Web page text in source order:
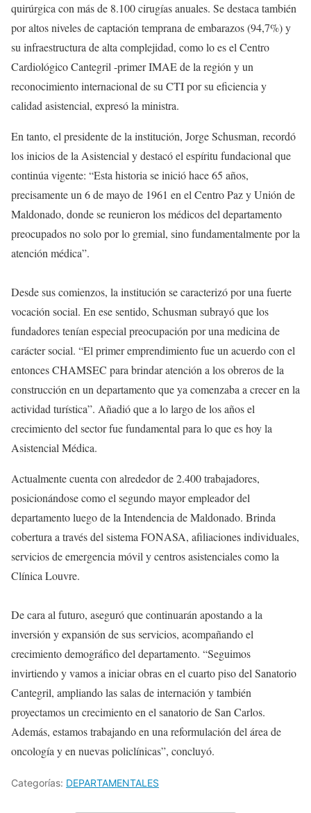
quirúrgica con más de 8.100 cirugías anuales. Se destaca también
por altos niveles de captación temprana de embarazos (94,7%) y
su infraestructura de alta complejidad, como lo es el Centro
Cardiológico Cantegril -primer IMAE de la región y un
reconocimiento internacional de su CTI por su eficiencia y
calidad asistencial, expresó la ministra.
En tanto, el presidente de la institución, Jorge Schusman, recordó
los inicios de la Asistencial y destacó el espíritu fundacional que
continúa vigente: “Esta historia se inició hace 65 años,
precisamente un 6 de mayo de 1961 en el Centro Paz y Unión de
Maldonado, donde se reunieron los médicos del departamento
preocupados no solo por lo gremial, sino fundamentalmente por la
atención médica”.
Desde sus comienzos, la institución se caracterizó por una fuerte
vocación social. En ese sentido, Schusman subrayó que los
fundadores tenían especial preocupación por una medicina de
carácter social. “El primer emprendimiento fue un acuerdo con el
entonces CHAMSEC para brindar atención a los obreros de la
construcción en un departamento que ya comenzaba a crecer en la
actividad turística”. Añadió que a lo largo de los años el
crecimiento del sector fue fundamental para lo que es hoy la
Asistencial Médica.
Actualmente cuenta con alrededor de 2.400 trabajadores,
posicionándose como el segundo mayor empleador del
departamento luego de la Intendencia de Maldonado. Brinda
cobertura a través del sistema FONASA, afiliaciones individuales,
servicios de emergencia móvil y centros asistenciales como la
Clínica Louvre.
De cara al futuro, aseguró que continuarán apostando a la
inversión y expansión de sus servicios, acompañando el
crecimiento demográfico del departamento. “Seguimos
invirtiendo y vamos a iniciar obras en el cuarto piso del Sanatorio
Cantegril, ampliando las salas de internación y también
proyectamos un crecimiento en el sanatorio de San Carlos.
Además, estamos trabajando en una reformulación del área de
oncología y en nuevas policlínicas”, concluyó.
Categorías: DEPARTAMENTALES